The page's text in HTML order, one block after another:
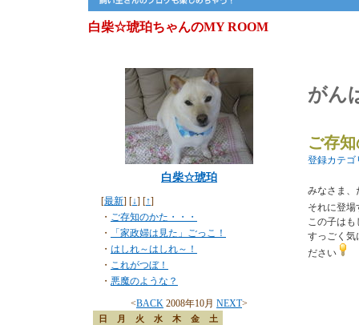
白柴☆琥珀ちゃんのMY ROOM
白柴☆琥珀
[最新] [↓] [↑]
・ ご存知のかた・・・
・
「家政婦は見た」ごっこ！
・ はしれ～はしれ～！
・ これがつぼ！
・ 悪魔のような？
<BACK 2008年10月 NEXT>
日 月 火 水 木 金 土
がん
ご存
登録カテゴ
みなさま、
それに登
この子はも
すっごく気
ださい